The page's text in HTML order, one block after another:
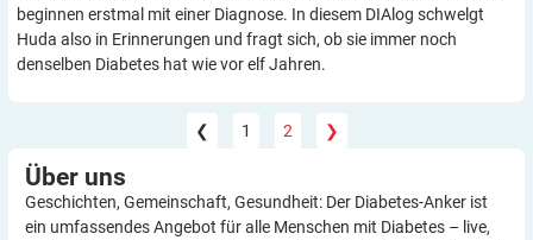
beginnen erstmal mit einer Diagnose. In diesem DIAlog schwelgt
Huda also in Erinnerungen und fragt sich, ob sie immer noch
denselben Diabetes hat wie vor elf Jahren.
❮ 1 2 ❯
Über uns
Geschichten, Gemeinschaft, Gesundheit: Der Diabetes-Anker ist
ein umfassendes Angebot für alle Menschen mit Diabetes – live,